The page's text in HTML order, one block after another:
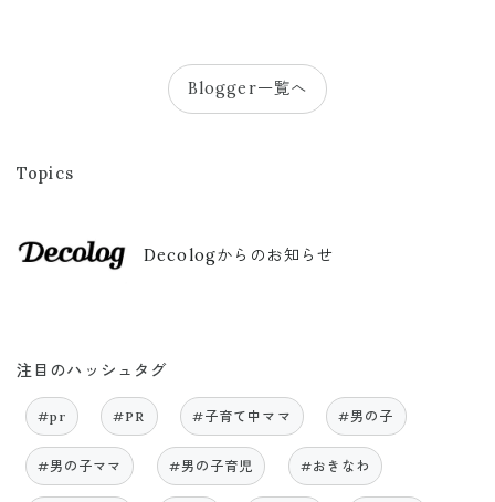
Blogger一覧へ
Topics
Decologからのお知らせ
注目のハッシュタグ
#pr #PR #子育て中ママ #男の子
#男の子ママ #男の子育児 #おきなわ